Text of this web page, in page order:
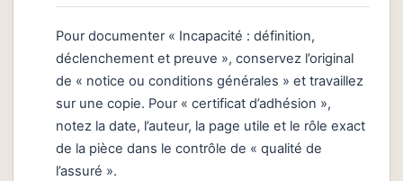
Pour documenter « Incapacité : définition,
déclenchement et preuve », conservez l’original
de « notice ou conditions générales » et travaillez
sur une copie. Pour « certificat d’adhésion »,
notez la date, l’auteur, la page utile et le rôle exact
de la pièce dans le contrôle de « qualité de
l’assuré ».